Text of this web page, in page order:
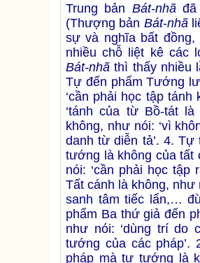
Trung bản Bát-nhãđã
(Thượng bản Bát-nhã
sự và nghĩa bất
nhiều chỗ liệt kê các
Bát-nhã thì thấy nhiều
Tự đến phẩm Tướng
‘cần phải học tập
‘tánh của từ Bồ-tát
không, như nói: ‘vì
danh từ diễn tả’. 4.
tướng là không của tất
nói: ‘cần phải học tập
Tất cánh là không, như
sanh tâm tiếc lẩn,…
phẩm Ba thứ giả đến
như nói: ‘dùng trí do
tướng của các pháp’.
pháp mà tự tướng là